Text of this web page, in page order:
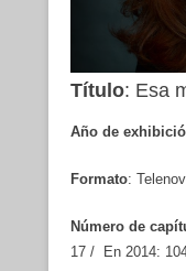
Título: Esa
Año de
Formato:
Número de
17 / En 2014: